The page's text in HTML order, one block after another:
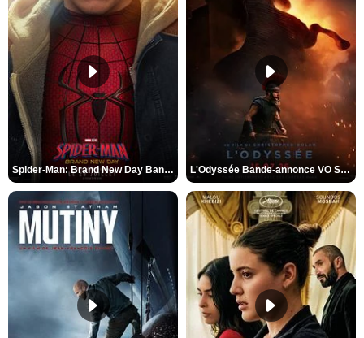
Spider-Man: Brand New Day Bande-annonce VO STFR L'Odyssée Bande-annonce VO STFR